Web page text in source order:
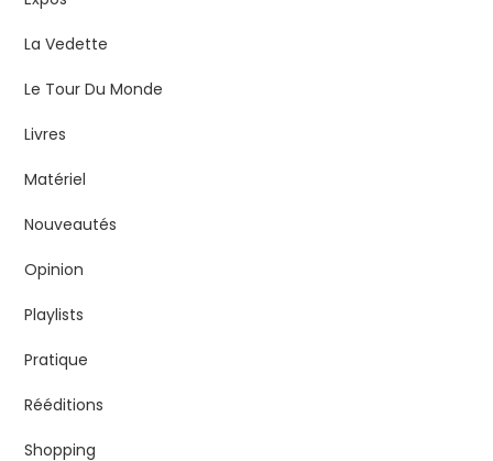
La Vedette
Le Tour Du Monde
Livres
Matériel
Nouveautés
Opinion
Playlists
Pratique
Rééditions
Shopping